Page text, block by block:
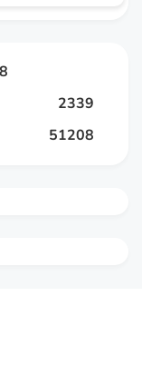
2339
51208